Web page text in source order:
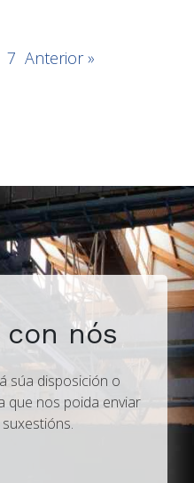
7 Anterior »
nós
súa disposición o
que nos poida enviar